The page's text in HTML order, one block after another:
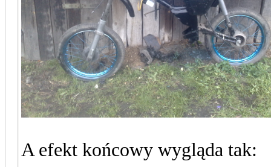
A efekt końcowy wygląda tak: